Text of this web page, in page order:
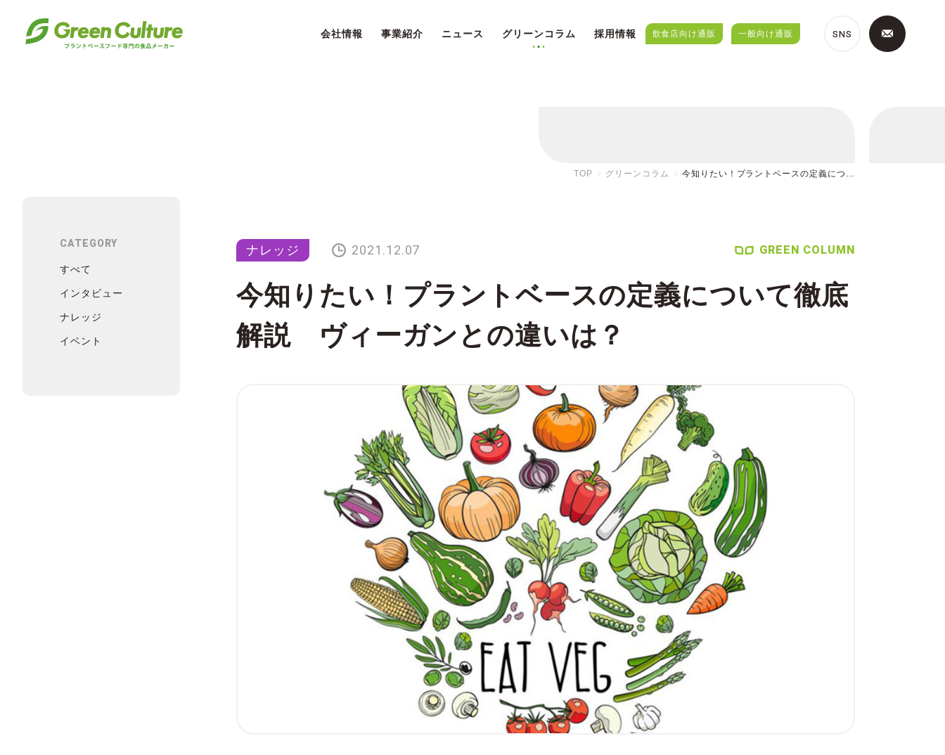
会社情報 事業紹介 ニュース グリーンコラム 採用情報 飲食店向け通販 一般向け通販 SNS
TOP グリーンコラム 今知りたい！プラントベースの定義につ…
CATEGORY
すべて
インタビュー
ナレッジ
イベント
ナレッジ 2021.12.07 GREEN COLUMN
今知りたい！プラントベースの定義について徹底
解説 ヴィーガンとの違いは？